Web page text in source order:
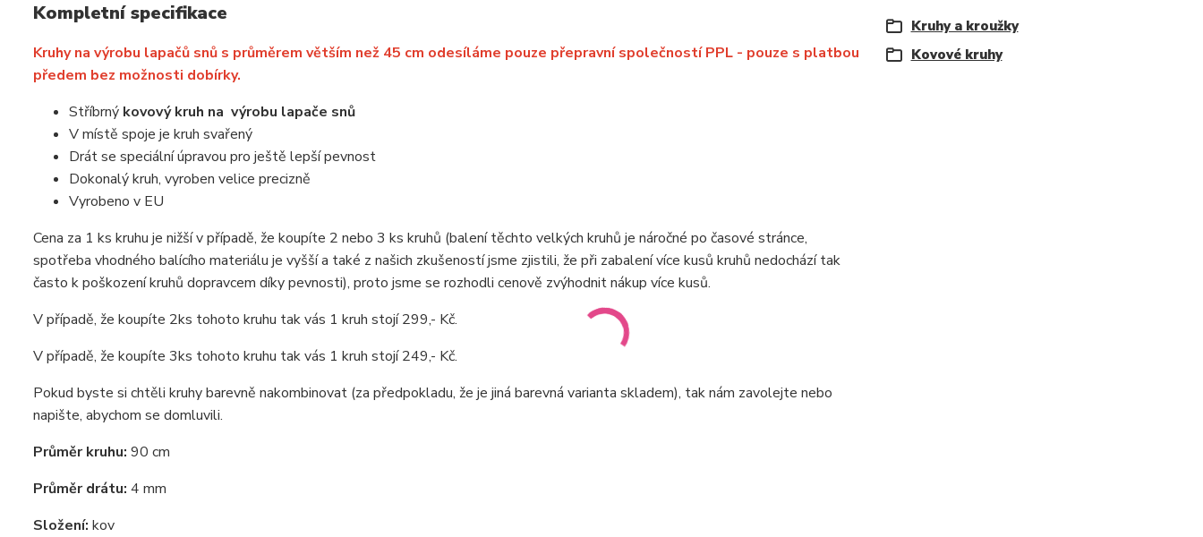
Kompletní specifikace
Kruhy na výrobu lapačů snů s průměrem větším než 45 cm odesíláme pouze přepravní společností PPL - pouze s platbou
předem bez možnosti dobírky.
Stříbrný kovový kruh na výrobu lapače snů
V místě spoje je kruh svařený
Drát se speciální úpravou pro ještě lepší pevnost
Dokonalý kruh, vyroben velice precizně
Vyrobeno v EU
Cena za 1 ks kruhu je nižší v případě, že koupíte 2 nebo 3 ks kruhů (balení těchto velkých kruhů je náročné po časové stránce,
spotřeba vhodného balícího materiálu je vyšší a také z našich zkušeností jsme zjistili, že při zabalení více kusů kruhů nedochází tak
často k poškození kruhů dopravcem díky pevnosti), proto jsme se rozhodli cenově zvýhodnit nákup více kusů.
V případě, že koupíte 2ks tohoto kruhu tak vás 1 kruh stojí 299,- Kč.
V případě, že koupíte 3ks tohoto kruhu tak vás 1 kruh stojí 249,- Kč.
Pokud byste si chtěli kruhy barevně nakombinovat (za předpokladu, že je jiná barevná varianta skladem), tak nám zavolejte nebo
napište, abychom se domluvili.
Průměr kruhu: 90 cm
Průměr drátu: 4 mm
Složení: kov
Kruhy a kroužky
Kovové kruhy